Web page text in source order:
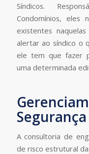
Síndicos.
Condomínios, eles
existentes
alertar ao síndico o
ele tem que fazer
uma determinada
Segurança
A consultoria de
de risco estrutural